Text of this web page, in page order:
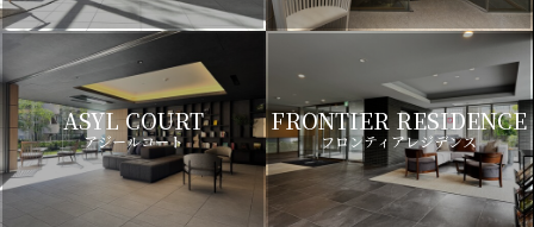
ASYL COURT
アジールコート
FRONTIER RESIDENCE
フロンティアレジデンス